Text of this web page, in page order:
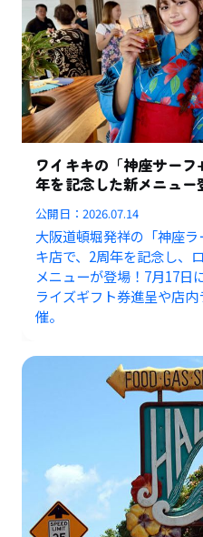
ワイキキの「神座サー
年を記念した新メニュー
公開日：2026.07.14
大阪道頓堀発祥の「神座
キ店で、2周年を記念し、
メニューが登場！7月17日
ライズギフト券進呈や店
催。